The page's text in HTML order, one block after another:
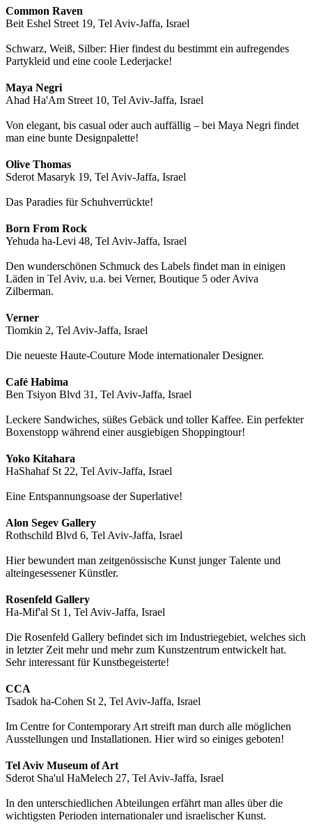
Common Raven
Beit Eshel Street 19, Tel Aviv-Jaffa, Israel
Schwarz, Weiß, Silber: Hier findest du bestimmt ein aufregendes
Partykleid und eine coole Lederjacke!
Maya Negri
Ahad Ha'Am Street 10, Tel Aviv-Jaffa, Israel
Von elegant, bis casual oder auch auffällig – bei Maya Negri findet
man eine bunte Designpalette!
Olive Thomas
Sderot Masaryk 19, Tel Aviv-Jaffa, Israel
Das Paradies für Schuhverrückte!
Born From Rock
Yehuda ha-Levi 48, Tel Aviv-Jaffa, Israel
Den wunderschönen Schmuck des Labels findet man in einigen
Läden in Tel Aviv, u.a. bei Verner, Boutique 5 oder Aviva
Zilberman.
Verner
Tiomkin 2, Tel Aviv-Jaffa, Israel
Die neueste Haute-Couture Mode internationaler Designer.
Café Habima
Ben Tsiyon Blvd 31, Tel Aviv-Jaffa, Israel
Leckere Sandwiches, süßes Gebäck und toller Kaffee. Ein perfekter
Boxenstopp während einer ausgiebigen Shoppingtour!
Yoko Kitahara
HaShahaf St 22, Tel Aviv-Jaffa, Israel
Eine Entspannungsoase der Superlative!
Alon Segev Gallery
Rothschild Blvd 6, Tel Aviv-Jaffa, Israel
Hier bewundert man zeitgenössische Kunst junger Talente und
alteingesessener Künstler.
Rosenfeld Gallery
Ha-Mif'al St 1, Tel Aviv-Jaffa, Israel
Die Rosenfeld Gallery befindet sich im Industriegebiet, welches sich
in letzter Zeit mehr und mehr zum Kunstzentrum entwickelt hat.
Sehr interessant für Kunstbegeisterte!
CCA
Tsadok ha-Cohen St 2, Tel Aviv-Jaffa, Israel
Im Centre for Contemporary Art streift man durch alle möglichen
Ausstellungen und Installationen. Hier wird so einiges geboten!
Tel Aviv Museum of Art
Sderot Sha'ul HaMelech 27, Tel Aviv-Jaffa, Israel
In den unterschiedlichen Abteilungen erfährt man alles über die
wichtigsten Perioden internationaler und israelischer Kunst.